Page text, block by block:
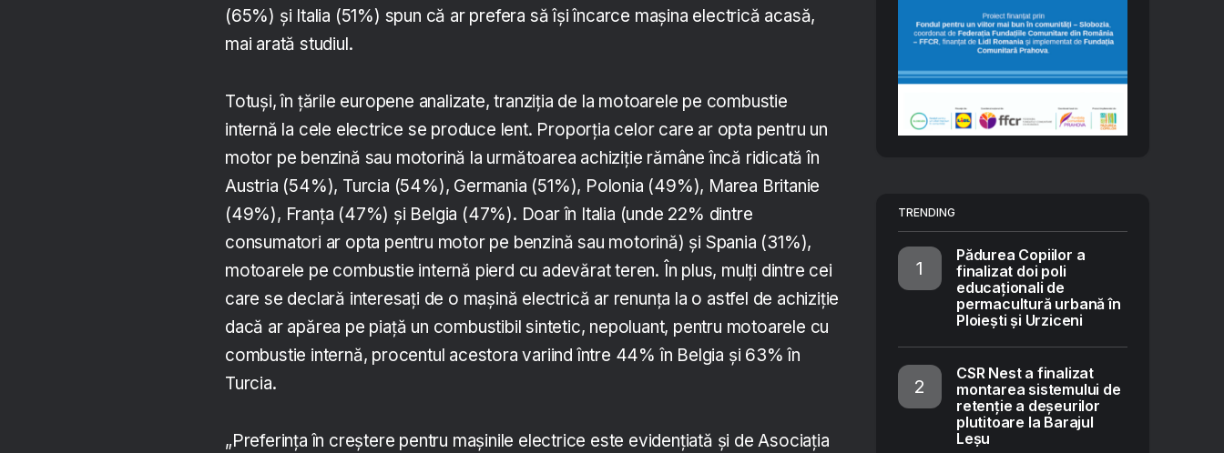
(65%) și Italia (51%) spun că ar prefera să își încarce mașina electrică acasă,
mai arată studiul.
Totuși, în țările europene analizate, tranziția de la motoarele pe combustie
internă la cele electrice se produce lent. Proporția celor care ar opta pentru un
motor pe benzină sau motorină la următoarea achiziție rămâne încă ridicată în
Austria (54%), Turcia (54%), Germania (51%), Polonia (49%), Marea Britanie
(49%), Franța (47%) și Belgia (47%). Doar în Italia (unde 22% dintre
consumatori ar opta pentru motor pe benzină sau motorină) și Spania (31%),
motoarele pe combustie internă pierd cu adevărat teren. În plus, mulți dintre cei
care se declară interesați de o mașină electrică ar renunța la o astfel de achiziție
dacă ar apărea pe piață un combustibil sintetic, nepoluant, pentru motoarele cu
combustie internă, procentul acestora variind între 44% în Belgia și 63% în
Turcia.
„Preferința în creștere pentru mașinile electrice este evidențiată și de Asociația
TRENDING
Pădurea Copiilor a
finalizat doi poli
educaționali de
permacultură urbană în
Ploiești și Urziceni
CSR Nest a finalizat
montarea sistemului de
retenție a deșeurilor
plutitoare la Barajul
Leșu